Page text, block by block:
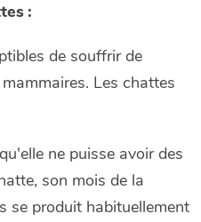
:
de souffrir de
Les chattes
ne puisse avoir des
son mois de la
se produit habituellement